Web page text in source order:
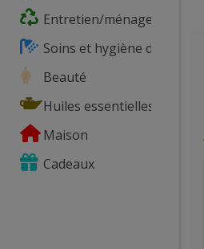
Entretien/ménage
Soins et hygiène du corps
Beauté
Huiles essentielles
Maison
Cadeaux